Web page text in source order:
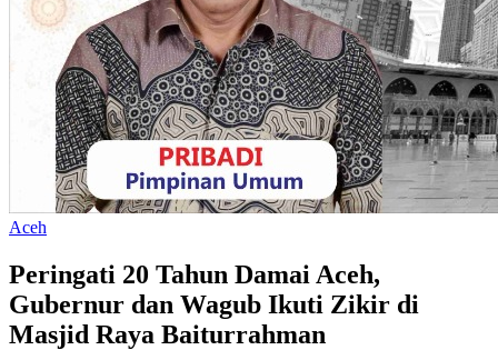
Aceh
Peringati 20 Tahun Damai Aceh,
Gubernur dan Wagub Ikuti Zikir di
Masjid Raya Baiturrahman